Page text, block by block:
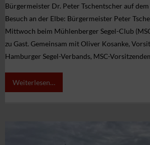
Bürgermeister Dr. Peter Tschentscher auf
Besuch an der Elbe: Bürgermeister Peter
Mittwoch beim Mühlenberger Segel-Club
zu Gast. Gemeinsam mit Oliver Kosanke,
Hamburger Segel-Verbands, MSC-
Weiterlesen…